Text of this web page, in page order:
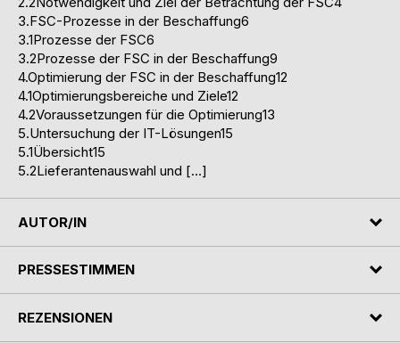
3.FSC-Prozesse in der Beschaffung6
3.1Prozesse der FSC6
3.2Prozesse der FSC in der Beschaffung9
4.Optimierung der FSC in der Beschaffung12
4.1Optimierungsbereiche und Ziele12
4.2Voraussetzungen für die Optimierung13
5.Untersuchung der IT-Lösungen15
5.1Übersicht15
5.2Lieferantenauswahl und […]
AUTOR/IN
PRESSESTIMMEN
REZENSIONEN